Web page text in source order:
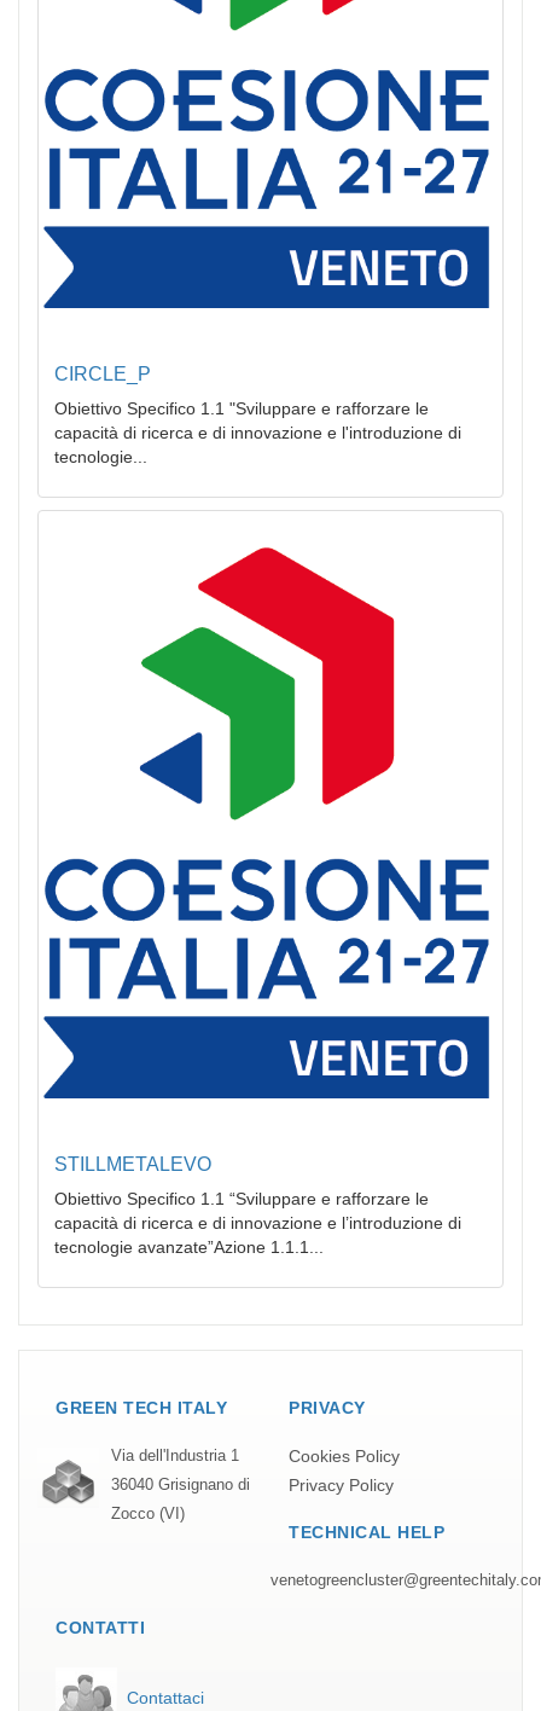
CIRCLE_P
Obiettivo Specifico 1.1 "Sviluppare e rafforzare le
capacità di ricerca e di innovazione e l'introduzione di
tecnologie...
STILLMETALEVO
Obiettivo Specifico 1.1 “Sviluppare e rafforzare le
capacità di ricerca e di innovazione e l’introduzione di
tecnologie avanzate”Azione 1.1.1...
GREEN TECH ITALY
Via dell'Industria 1
36040 Grisignano di
Zocco (VI)
PRIVACY
Cookies Policy
Privacy Policy
TECHNICAL HELP
CONTATTI
Contattaci